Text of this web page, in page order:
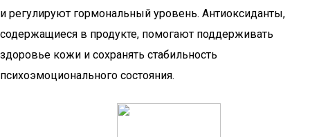
и регулируют гормональный уровень. Антиоксиданты,
содержащиеся в продукте, помогают поддерживать
здоровье кожи и сохранять стабильность
психоэмоционального состояния.